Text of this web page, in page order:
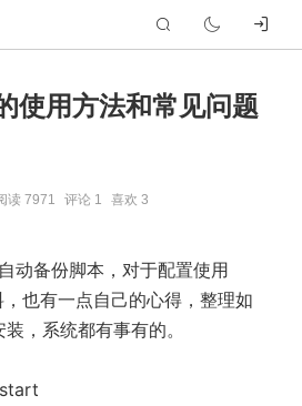
使用方法和常见问题
读 7971 评论 1 喜欢 3
动备份脚本，对于配置使用
也有一点自己的心得，整理如
，系统都有事有的。